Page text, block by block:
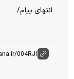
انتهای پیام/